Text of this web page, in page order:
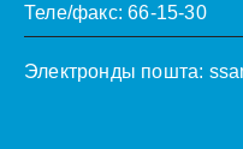
Теле/факс: 66-15-30
Электронды пошта: